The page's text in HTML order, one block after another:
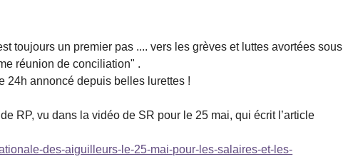
toujours un premier pas .... vers les grèves et luttes avortées sous
réunion de conciliation" .
24h annoncé depuis belles lurettes !
RP, vu dans la vidéo de SR pour le 25 mai, qui écrit l’article
des-aiguilleurs-le-25-mai-pour-les-salaires-et-les-